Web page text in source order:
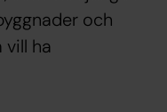
och
ha